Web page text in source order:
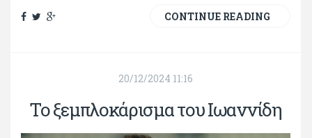
CONTINUE READING
20/12/2024 11:16
Το ξεμπλοκάρισμα του Ιωαννίδη